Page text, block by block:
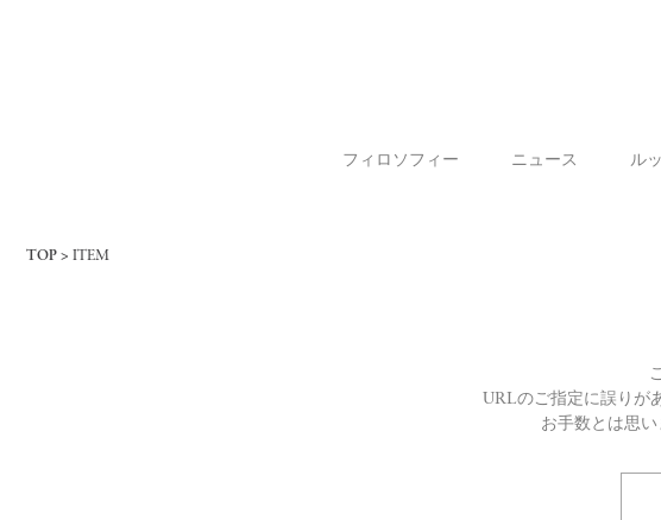
フィロソフィー ニュース ル
TOP ITEM
URLのご指定に誤りが
お手数とは思